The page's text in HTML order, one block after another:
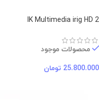
IK Multimedia irig HD 2
محصولات موجود
25.800.000 تومان